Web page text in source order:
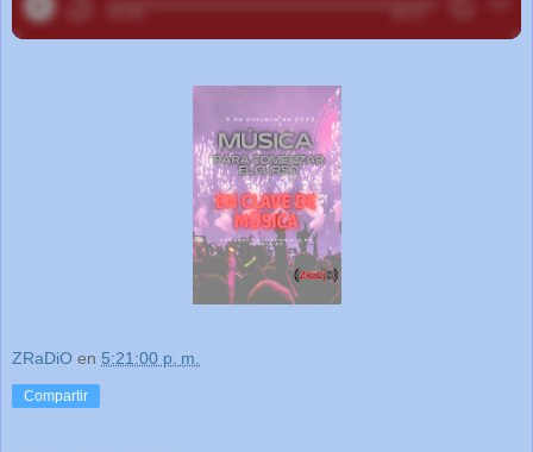
ZRaDiO en 5:21:00 p. m.
Compartir